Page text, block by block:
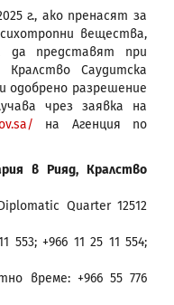
г., ако пренасят за
вещества,
да представят при
Кралство Саудитска
одобрено разрешение
чрез заявка на
на Агенция по
в Рияд, Кралство
Quarter 12512
553; +966 11 25 11 554;
време: +966 55 776